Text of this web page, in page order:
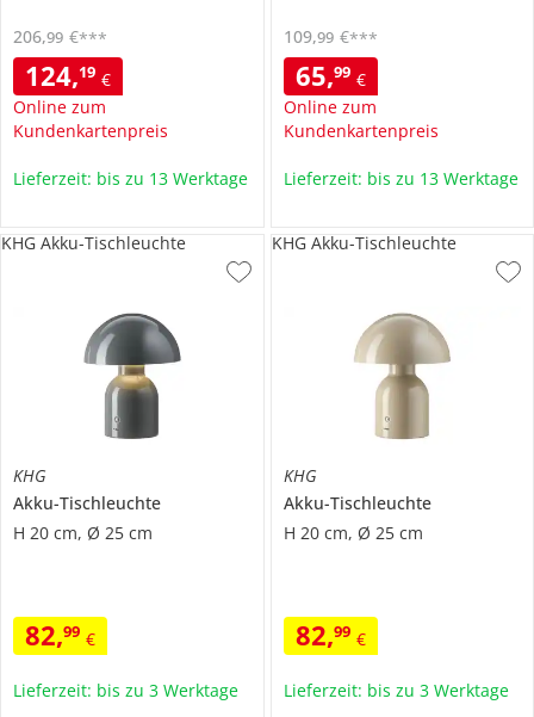
124,19 €
Online zum
Kundenkartenpreis
206,99 €***
Lieferzeit: bis zu 13 Werktage
65,99 €
Online zum
Kundenkartenpreis
109,99 €***
Lieferzeit: bis zu 13 Werktage
KHG
Akku-Tischleuchte
H 20 cm, Ø 25 cm
82,99 €
KHG Akku-Tischleuchte
Lieferzeit: bis zu 3 Werktage
KHG
Akku-Tischleuchte
H 20 cm, Ø 25 cm
82,99 €
KHG Akku-Tischleuchte
Lieferzeit: bis zu 3 Werktage